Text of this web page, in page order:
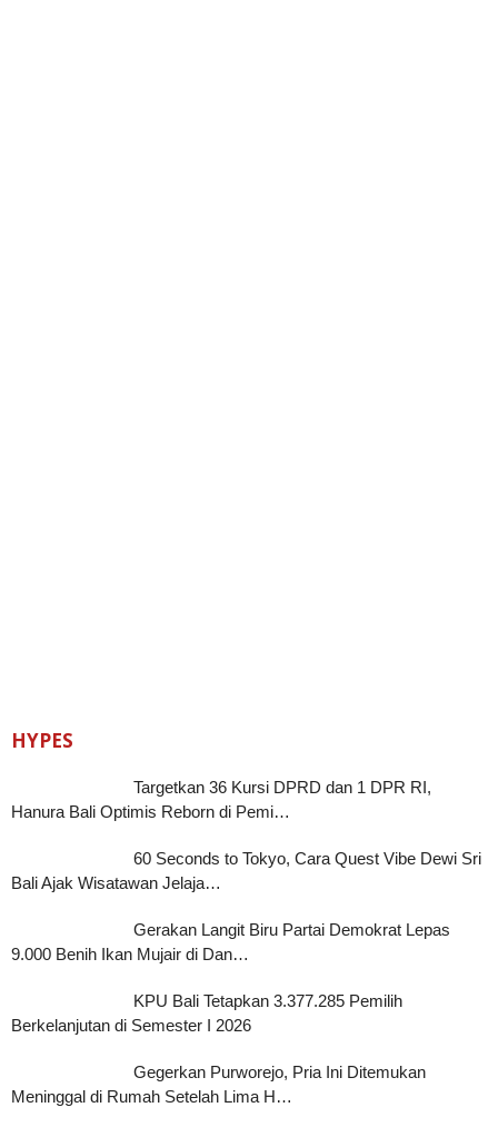
HYPES
Targetkan 36 Kursi DPRD dan 1 DPR RI,
Hanura Bali Optimis Reborn di Pemi…
60 Seconds to Tokyo, Cara Quest Vibe Dewi Sri
Bali Ajak Wisatawan Jelaja…
Gerakan Langit Biru Partai Demokrat Lepas
9.000 Benih Ikan Mujair di Dan…
KPU Bali Tetapkan 3.377.285 Pemilih
Berkelanjutan di Semester I 2026
Gegerkan Purworejo, Pria Ini Ditemukan
Meninggal di Rumah Setelah Lima H…